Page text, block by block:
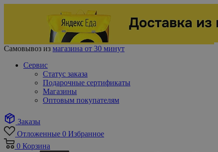
Самовывоз из магазина от 30 минут
Сервис
Статус заказа
Подарочные сертификаты
Магазины
Оптовым покупателям
Заказы
Отложенные 0 Избранное
0 Корзина